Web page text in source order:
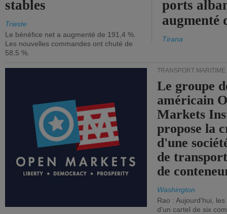
stables
Trieste
Le bénéfice net a augmenté de 191,4 %.
Les nouvelles commandes ont chuté de
58,5 %.
ports
augmenté
Tirana
TRANSPORT MARITIME
Le groupe
américain
Markets
propose la
d'une
de
de
Washington
Rao : Aujourd'hui,
d'un cartel de six